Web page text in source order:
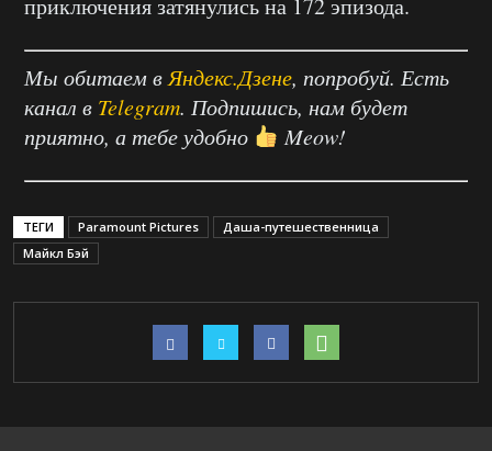
приключения затянулись на 172 эпизода.
Мы обитаем в Яндекс.Дзене, попробуй. Есть
канал в Telegram. Подпишись, нам будет
приятно, а тебе удобно
Meow!
ТЕГИ Paramount Pictures
Даша-путешественница
Майкл Бэй